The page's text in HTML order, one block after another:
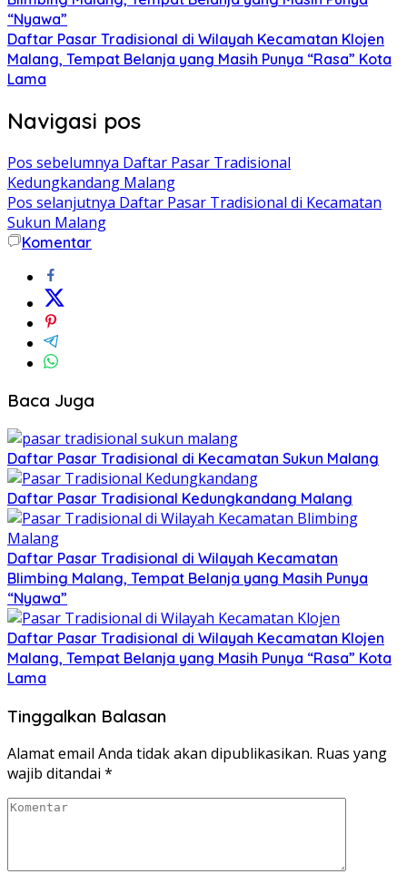
“Nyawa”
Daftar Pasar Tradisional di Wilayah Kecamatan Klojen
Malang, Tempat Belanja yang Masih Punya “Rasa” Kota
Lama
Navigasi pos
Pos sebelumnya Daftar Pasar Tradisional
Kedungkandang Malang
Pos selanjutnya Daftar Pasar Tradisional di Kecamatan
Sukun Malang
Komentar
Baca Juga
Daftar Pasar Tradisional di Kecamatan Sukun Malang
Daftar Pasar Tradisional Kedungkandang Malang
Daftar Pasar Tradisional di Wilayah Kecamatan
Blimbing Malang, Tempat Belanja yang Masih Punya
“Nyawa”
Daftar Pasar Tradisional di Wilayah Kecamatan Klojen
Malang, Tempat Belanja yang Masih Punya “Rasa” Kota
Lama
Tinggalkan Balasan
Alamat email Anda tidak akan dipublikasikan. Ruas yang
wajib ditandai *